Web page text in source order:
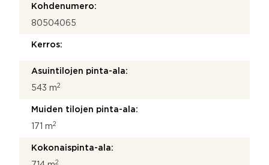
Kohdenumero:
80504065
Kerros:
Asuintilojen pinta-ala:
543 m2
Muiden tilojen pinta-ala:
171 m2
Kokonaispinta-ala:
2